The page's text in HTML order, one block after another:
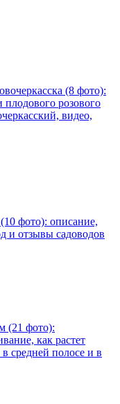
(8 фото):
плодового розового
видео,
фото): описание,
и отзывы садоводов
(21 фото):
как растет
средней полосе и в